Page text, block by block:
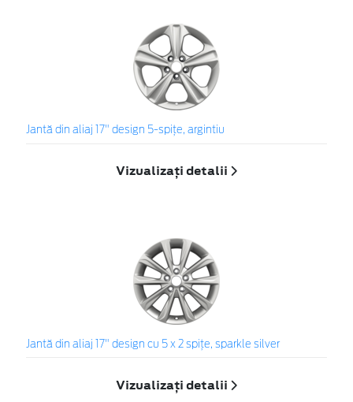
Jantă din aliaj 17" design 5-spiţe, argintiu
Vizualizați detalii
Jantă din aliaj 17" design cu 5 x 2 spiţe, sparkle silver
Vizualizați detalii